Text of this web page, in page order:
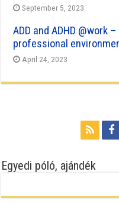
September 5, 2023
ADD and ADHD @work
professional
April 24, 2023
Egyedi póló, ajándék